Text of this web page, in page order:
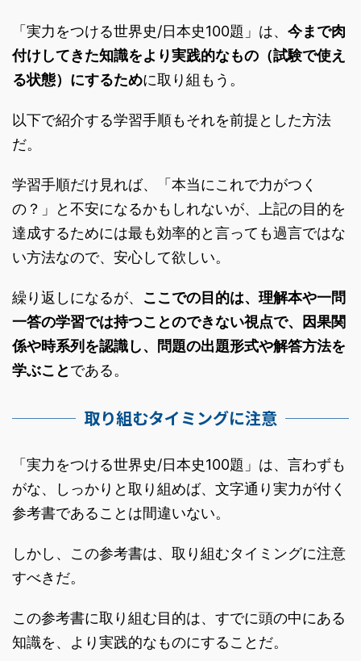
「実力をつける世界史/日本史100題」は、 今まで肉
付けしてきた知識をより実践的なもの（試験で使え
る状態）にするために取り組もう。
以下で紹介する学習手順もそれを前提とした方法
だ。
学習手順だけ見れば、「本当にこれで力がつく
の？」と不安になるかもしれないが、上記の目的を
達成するためには最も効率的と言っても過言ではな
い方法なので、安心して欲しい。
繰り返しになるが、 ここでの目的は、理解本や一問
一答の学習では持つことのできない視点で、因果関
係や時系列を認識し、問題の出題形式や解答方法を
学ぶことである。
取り組むタイミングに注意
「実力をつける世界史/日本史100題」は、言わずも
がな、しっかりと取り組めば、文字通り実力が付く
参考書であることは間違いない。
しかし、この参考書は、取り組むタイミングに注意
すべきだ。
この参考書に取り組む目的は、すでに頭の中にある
知識を、より実践的なものにすることだ。